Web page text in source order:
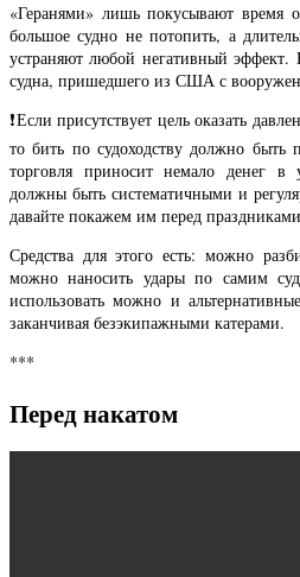
«Геранями» лишь покусывают время
большое судно не потопить, а
устраняют любой негативный эффект.
судна, пришедшего из США с
❗️Если присутствует цель оказать
то бить по судоходству должно быть
торговля приносит немало денег в
должны быть систематичными и
давайте покажем им перед
Средства для этого есть: можно
можно наносить удары по самим
использовать можно и
заканчивая безэкипажными катерами.
***
Перед накатом